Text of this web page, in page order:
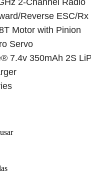
Reverse ESC/Rx
Motor with Pinion
Servo
7.4v 350mAh 2S